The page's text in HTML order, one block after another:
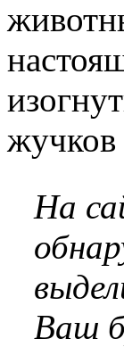
жучков
На
Ваш